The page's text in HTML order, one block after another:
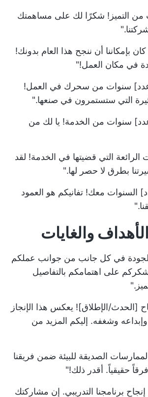
من التميز! شكرًا لك على مساهمتك
بإمكاننا أن ننجح هذا العام بدونك!
في مكان العمل!"
[عدد] سنوات من سحرك في العمل!
التي ستستمرون في صنعها."
[عدد] سنوات من الخدمة! يا لك من
الرائعة التي قضيتها في الخدمة! لقد
بطرق لا حصر لها."
السنوات معك! تفانيكم هو العمود
في كل جانب من جوانب عملكم
على اهتمامكم بالتفاصيل
[الحدث/الإطلاق]! يعكس هذا الإنجاز
وشغفه. إليكم المزيد من
الصديقة للبيئة ضمن فريقنا
حقيقياً. أقدر ذلك!"
برنامجنا التدريبي. إن مشاركتك